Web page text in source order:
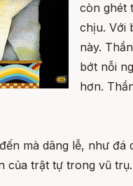
còn ghét
chịu. Với
này.
bớt nỗi
hơn.
mà dâng lễ, như
của trật tự trong vũ